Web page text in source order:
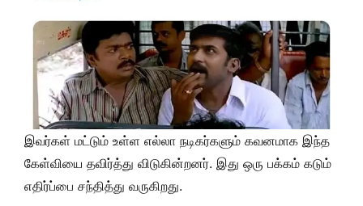
இவர்கள் மட்டும் உள்ள எல்லா நடிகர்களும் கவனமாக இந்த
கேள்வியை தவிர்த்து விடுகின்றனர். இது ஒரு பக்கம் கடும்
எதிர்ப்பை சந்தித்து வருகிறது.